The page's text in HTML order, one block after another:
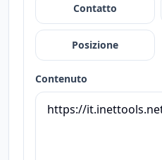
Contatto
Posizione
Contenuto